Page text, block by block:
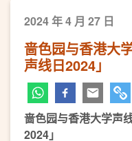
2024 年 4 月 27 日
啬色园与香港大
声线日2024」
啬色园与香港大学声
2024」